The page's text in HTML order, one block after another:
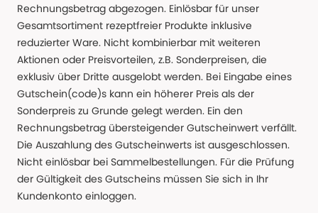
Rechnungsbetrag abgezogen. Einlösbar für unser
Gesamtsortiment rezeptfreier Produkte inklusive
reduzierter Ware. Nicht kombinierbar mit weiteren
Aktionen oder Preisvorteilen, z.B. Sonderpreisen, die
exklusiv über Dritte ausgelobt werden. Bei Eingabe eines
Gutschein(code)s kann ein höherer Preis als der
Sonderpreis zu Grunde gelegt werden. Ein den
Rechnungsbetrag übersteigender Gutscheinwert verfällt.
Die Auszahlung des Gutscheinwerts ist ausgeschlossen.
Nicht einlösbar bei Sammelbestellungen. Für die Prüfung
der Gültigkeit des Gutscheins müssen Sie sich in Ihr
Kundenkonto einloggen.